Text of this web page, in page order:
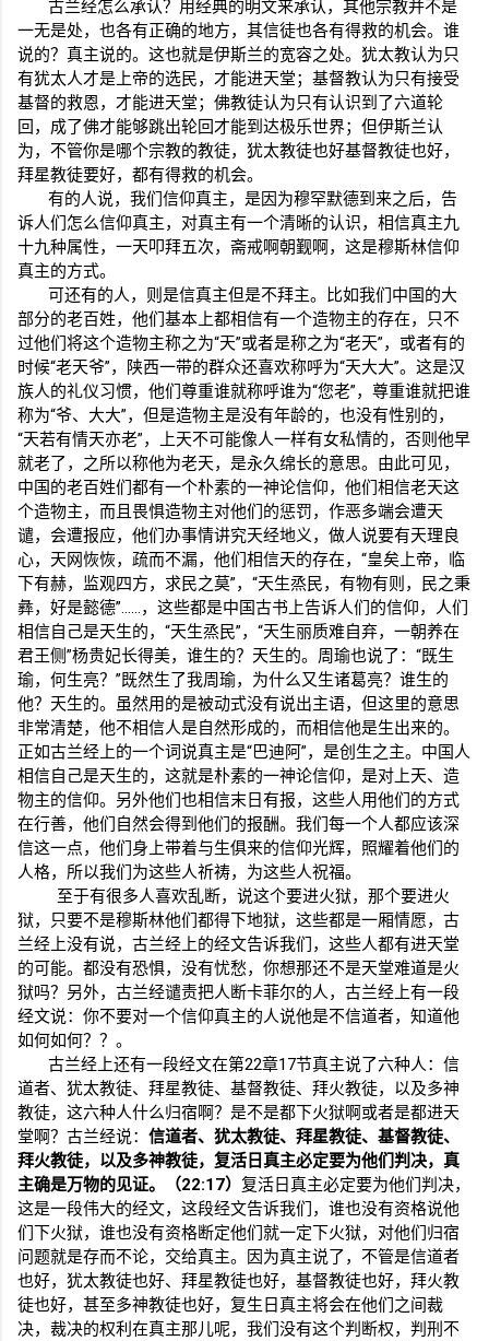
古兰经怎么承认？用经典的明文来承认，其他宗教并不是
一无是处，也各有正确的地方，其信徒也各有得救的机会。谁
说的？真主说的。这也就是伊斯兰的宽容之处。犹太教认为只
有犹太人才是上帝的选民，才能进天堂；基督教认为只有接受
基督的救恩，才能进天堂；佛教徒认为只有认识到了六道轮
回，成了佛才能够跳出轮回才能到达极乐世界；但伊斯兰认
为，不管你是哪个宗教的教徒，犹太教徒也好基督教徒也好，
拜星教徒要好，都有得救的机会。
有的人说，我们信仰真主，是因为穆罕默德到来之后，告
诉人们怎么信仰真主，对真主有一个清晰的认识，相信真主九
十九种属性，一天叩拜五次，斋戒啊朝觐啊，这是穆斯林信仰
真主的方式。
可还有的人，则是信真主但是不拜主。比如我们中国的大
部分的老百姓，他们基本上都相信有一个造物主的存在，只不
过他们将这个造物主称之为“天”或者是称之为“老天”，或者有的
时候“老天爷”，陕西一带的群众还喜欢称呼为“天大大”。这是汉
族人的礼仪习惯，他们尊重谁就称呼谁为“您老”，尊重谁就把谁
称为“爷、大大”，但是造物主是没有年龄的，也没有性别的，
“天若有情天亦老”，上天不可能像人一样有女私情的，否则他早
就老了，之所以称他为老天，是永久绵长的意思。由此可见，
中国的老百姓们都有一个朴素的一神论信仰，他们相信老天这
个造物主，而且畏惧造物主对他们的惩罚，作恶多端会遭天
谴，会遭报应，他们办事情讲究天经地义，做人说要有天理良
心，天网恢恢，疏而不漏，他们相信天的存在，“皇矣上帝，临
下有赫，监观四方，求民之莫”，“天生烝民，有物有则，民之秉
彝，好是懿德”……，这些都是中国古书上告诉人们的信仰，人们
相信自己是天生的，“天生烝民”，“天生丽质难自弃，一朝养在
君王侧”杨贵妃长得美，谁生的？天生的。周瑜也说了：“既生
瑜，何生亮？”既然生了我周瑜，为什么又生诸葛亮？谁生的
他？天生的。虽然用的是被动式没有说出主语，但这里的意思
非常清楚，他不相信人是自然形成的，而相信他是生出来的。
正如古兰经上的一个词说真主是“巴迪阿”，是创生之主。中国人
相信自己是天生的，这就是朴素的一神论信仰，是对上天、造
物主的信仰。另外他们也相信末日有报，这些人用他们的方式
在行善，他们自然会得到他们的报酬。我们每一个人都应该深
信这一点，他们身上带着与生俱来的信仰光辉，照耀着他们的
人格，所以我们为这些人祈祷，为这些人祝福。
至于有很多人喜欢乱断，说这个要进火狱，那个要进火
狱，只要不是穆斯林他们都得下地狱，这些都是一厢情愿，古
兰经上没有说，古兰经上的经文告诉我们，这些人都有进天堂
的可能。都没有恐惧，没有忧愁，你想那还不是天堂难道是火
狱吗？另外，古兰经谴责把人断卡菲尔的人，古兰经上有一段
经文说：你不要对一个信仰真主的人说他是不信道者，知道他
如何如何？？。
古兰经上还有一段经文在第22章17节真主说了六种人：信
道者、犹太教徒、拜星教徒、基督教徒、拜火教徒，以及多神
教徒，这六种人什么归宿啊？是不是都下火狱啊或者是都进天
堂啊？古兰经说： 信道者、犹太教徒、拜星教徒、基督教徒、
拜火教徒，以及多神教徒，复活日真主必定要为他们判决，真
主确是万物的见证。（22:17） 复活日真主必定要为他们判决，
这是一段伟大的经文，这段经文告诉我们，谁也没有资格说他
们下火狱，谁也没有资格断定他们就一定下火狱，对他们归宿
问题就是存而不论，交给真主。因为真主说了，不管是信道者
也好，犹太教徒也好、拜星教徒也好，基督教徒也好，拜火教
徒也好，甚至多神教徒也好，复生日真主将会在他们之间裁
决，裁决的权利在真主那儿呢，我们没有这个判断权，判刑不